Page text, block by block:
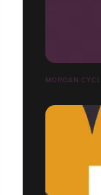
MORGAN